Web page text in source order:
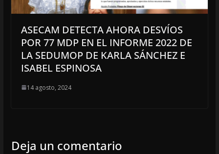
ASECAM DETECTA AHORA DESVÍOS
POR 77 MDP EN EL INFORME 2022 DE
LA SEDUMOP DE KARLA SÁNCHEZ E
ISABEL ESPINOSA
14 agosto, 2024
Deja un comentario